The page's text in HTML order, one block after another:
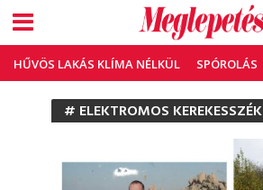
HŰVÖS LAKÁS KLÍMA NÉLKÜL SPÓROLÁS
# ELEKTROMOS KEREKESSZÉK